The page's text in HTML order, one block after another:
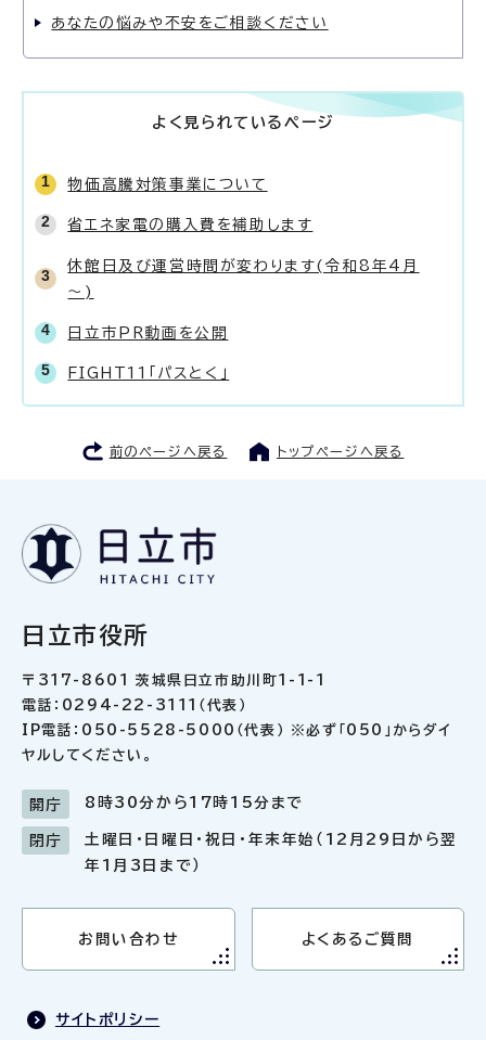
あなたの悩みや不安をご相談ください
よく見られているページ
物価高騰対策事業について
省エネ家電の購入費を補助します
休館日及び運営時間が変わります(令和8年4月
～)
日立市PR動画を公開
FIGHT11「パスとく」
前のページへ戻る トップページへ戻る
日立市役所
〒317-8601 茨城県日立市助川町1-1-1
電話：0294-22-3111（代表）
IP電話：050-5528-5000（代表） ※必ず「050」からダイ
ヤルしてください。
開庁 8時30分から17時15分まで
閉庁
土曜日・日曜日・祝日・年末年始（12月29日から翌
年1月3日まで）
お問い合わせ よくあるご質問
サイトポリシー